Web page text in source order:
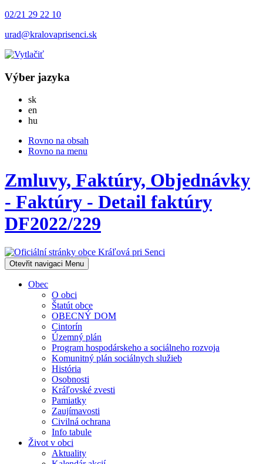
02/21 29 22 10
urad@kralovaprisenci.sk
Výber jazyka
skSlovensky
en
hu
Rovno na obsah
Rovno na menu
Zmluvy, Faktúry, Objednávky
- Faktúry - Detail faktúry
DF2022/229
Otevřit navigaci Menu
Obec
O obci
Štatút obce
OBECNÝ DOM
Cintorín
Územný plán
Program hospodárskeho a sociálneho rozvoja
Komunitný plán sociálnych služieb
História
Osobnosti
Kráľovské zvesti
Pamiatky
Zaujímavosti
Civilná ochrana
Info tabule
Život v obci
Aktuality